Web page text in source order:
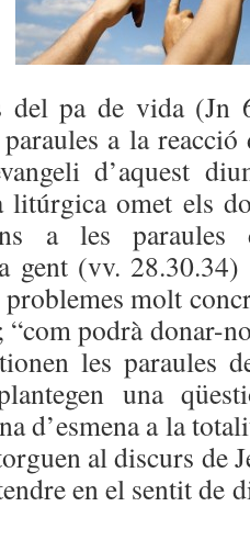
del pa de vida (Jn
a la
d’aquest
omet els
a les paraules
gent (vv.
molt
“com podrà donar-
les paraules
una
d’esmena a la
al discurs de
en el sentit de